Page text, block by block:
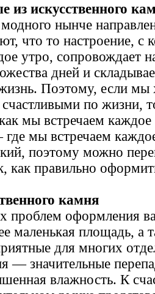
искусственного
нынче
что то настроение, с
утро, сопровождает
дней и
Поэтому, если мы
по жизни,
мы встречаем каждое
мы встречаем
поэтому можно
как правильно
камня
проблем оформления
маленькая площадь, а
для многих
— значительные
влажность. К